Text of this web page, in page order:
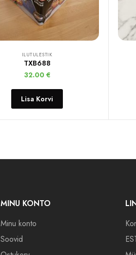
ILUTULESTIK
TXB688
32.00 €
Lisa Korvi
MINU KONTO
Minu konto
Soovid